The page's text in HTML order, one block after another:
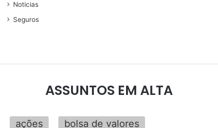
Noticias
Seguros
ASSUNTOS EM ALTA
ações
bolsa de valores